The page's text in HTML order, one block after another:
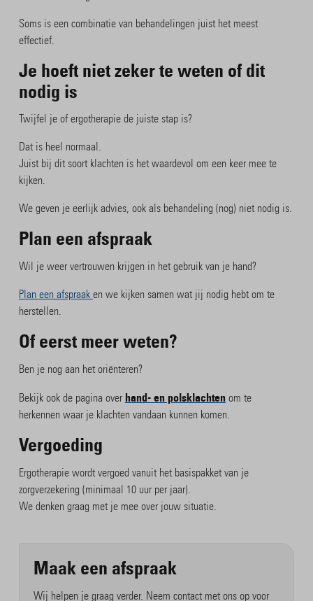
Soms is een combinatie van behandelingen juist het meest
effectief.
Je hoeft niet zeker te weten of dit
nodig is
Twijfel je of ergotherapie de juiste stap is?
Dat is heel normaal.
Juist bij dit soort klachten is het waardevol om een keer mee te
kijken.
We geven je eerlijk advies, ook als behandeling (nog) niet nodig is.
Plan een afspraak
Wil je weer vertrouwen krijgen in het gebruik van je hand?
Plan een afspraak en we kijken samen wat jij nodig hebt om te
herstellen.
Of eerst meer weten?
Ben je nog aan het oriënteren?
Bekijk ook de pagina over hand- en polsklachten om te
herkennen waar je klachten vandaan kunnen komen.
Vergoeding
Ergotherapie wordt vergoed vanuit het basispakket van je
zorgverzekering (minimaal 10 uur per jaar).
We denken graag met je mee over jouw situatie.
Maak een afspraak
Wij helpen je graag verder. Neem contact met ons op voor